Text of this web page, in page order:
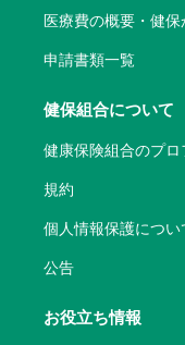
医療費の概要・健
申請書類一覧
健保組合について
健康保険組合のプ
規約
個人情報保護につい
公告
お役立ち情報